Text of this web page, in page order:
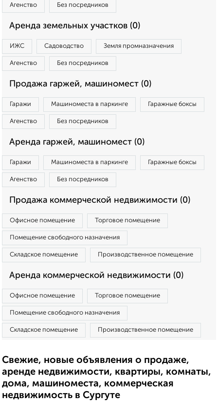
Агенство Без посредников
Аренда земельных участков (0)
ИЖС Садоводство Земля промназначения
Агенство Без посредников
Продажа гаржей, машиномест (0)
Гаражи Машиноместа в паркинге Гаражные боксы
Агенство Без посредников
Аренда гаржей, машиномест (0)
Гаражи Машиноместа в паркинге Гаражные боксы
Агенство Без посредников
Продажа коммерческой недвижимости (0)
Офисное помещение Торговое помещение
Помещение свободного назначения
Складское помещение Производственное помещение
Аренда коммерческой недвижимости (0)
Офисное помещение Торговое помещение
Помещение свободного назначения
Складское помещение Производственное помещение
Свежие, новые объявления о продаже,
аренде недвижимости, квартиры, комнаты,
дома, машиноместа, коммерческая
недвижимость в Сургуте